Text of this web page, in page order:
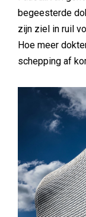
begeesterde
zijn ziel in ruil
Hoe meer
schepping af